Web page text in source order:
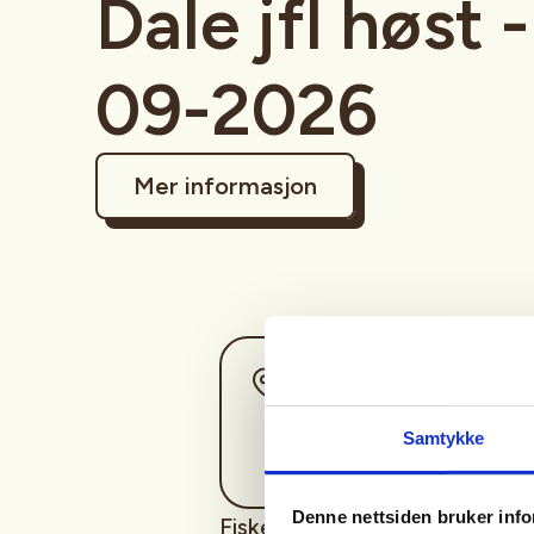
Samtykke
Denne nettsiden bruker
Dale jfl høst
09-2026
Mer informasjon
Fiske for barn og ungdom ( i